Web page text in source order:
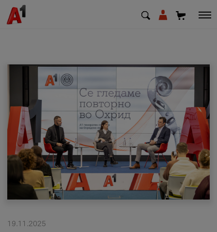
МК SQ
Приватни Деловни
Поддршка
Надополни кредит
19.11.2025